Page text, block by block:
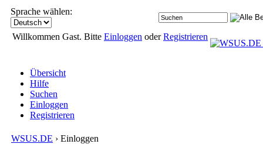
Sprache wählen:
Willkommen Gast. Bitte Einloggen oderRegistrieren
Übersicht
Hilfe
Suchen
Einloggen
Registrieren
WSUS.DE › Einloggen